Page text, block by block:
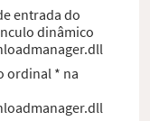
entrada do
dinâmico
ordinal * na